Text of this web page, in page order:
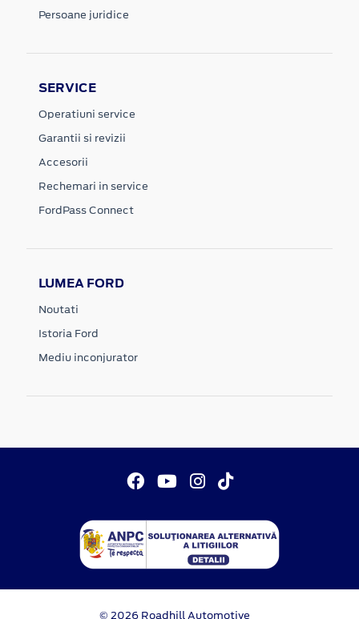
Persoane juridice
SERVICE
Operatiuni service
Garantii si revizii
Accesorii
Rechemari in service
FordPass Connect
LUMEA FORD
Noutati
Istoria Ford
Mediu inconjurator
© 2026 Roadhill Automotive